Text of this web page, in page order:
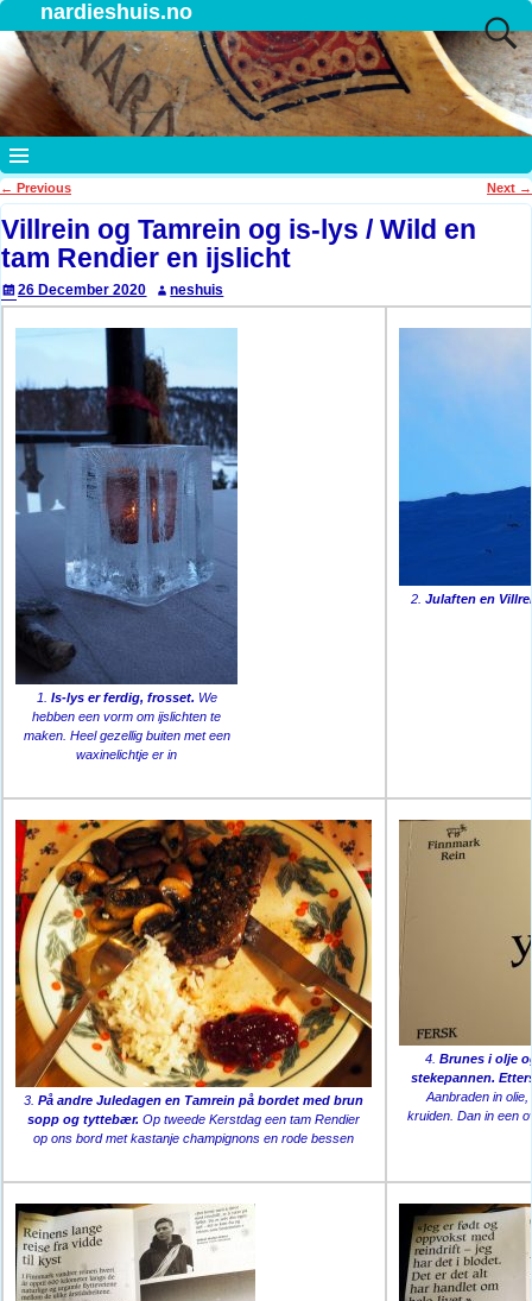
nardieshuis.no
Post navigation
← Previous Next →
Villrein og Tamrein og is-lys / Wild en
tam Rendier en ijslicht
26 December 2020 neshuis
1. Is-lys er ferdig, frosset. We
hebben een vorm om ijslichten te
maken. Heel gezellig buiten met een
waxinelichtje er in
2.Julaften en
3.På andre Juledagen en Tamrein på bordet med brun
sopp og tyttebær. Op tweede Kerstdag een tam Rendier
op ons bord met kastanje champignons en rode bessen
4. Brunes i olje
stekepannen.
Aanbraden in
kruiden. Dan in een